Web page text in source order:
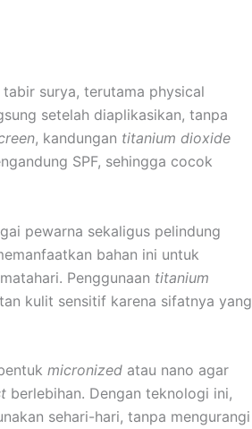
surya, terutama physical
setelah diaplikasikan, tanpa
, kandungan titanium dioxide
SPF, sehingga cocok
pewarna sekaligus pelindung
bahan ini untuk
Penggunaan titanium
kulit sensitif karena sifatnya yang
micronized atau nano agar
berlebihan. Dengan teknologi ini,
sehari-hari, tanpa mengurangi